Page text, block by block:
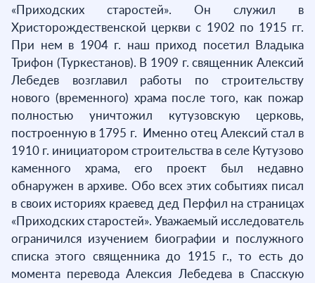
«Приходских старостей». Он служил в
Христорождественской церкви с 1902 по 1915 гг.
При нем в 1904 г. наш приход посетил Владыка
Трифон (Туркестанов). В 1909 г. священник Алексий
Лебедев возглавил работы по строительству
нового (временного) храма после того, как пожар
полностью уничтожил кутузовскую церковь,
построенную в 1795 г. Именно отец Алексий стал в
1910 г. инициатором строительства в селе Кутузово
каменного храма, его проект был недавно
обнаружен в архиве. Обо всех этих событиях писал
в своих историях краевед дед Перфил на страницах
«Приходских старостей». Уважаемый исследователь
ограничился изучением биографии и послужного
списка этого священника до 1915 г., то есть до
момента перевода Алексия Лебедева в Спасскую